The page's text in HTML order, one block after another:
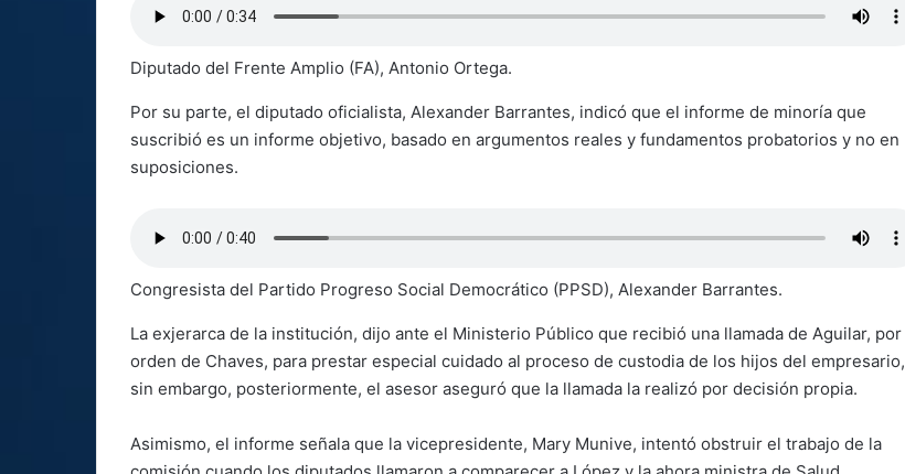
Diputado del Frente Amplio (FA), Antonio Ortega.
Por su parte, el diputado oficialista, Alexander Barrantes, indicó que el informe de minoría que
suscribió es un informe objetivo, basado en argumentos reales y fundamentos probatorios y no en
suposiciones.
Congresista del Partido Progreso Social Democrático (PPSD), Alexander Barrantes.
La exjerarca de la institución, dijo ante el Ministerio Público que recibió una llamada de Aguilar, por
orden de Chaves, para prestar especial cuidado al proceso de custodia de los hijos del empresario,
sin embargo, posteriormente, el asesor aseguró que la llamada la realizó por decisión propia.
Asimismo, el informe señala que la vicepresidente, Mary Munive, intentó obstruir el trabajo de la